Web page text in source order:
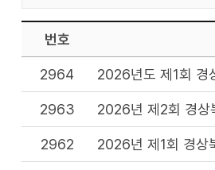
번호
2964 2026년도 제1회 경
2963 2026년 제2회 경상
2962 2026년 제1회 경상